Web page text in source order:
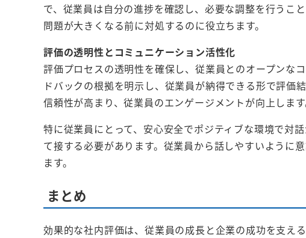
で、従業員は自分の進捗を確認し、必要な調整を行うこ
問題が大きくなる前に対処するのに役立ちます。
評価の透明性とコミュニケーション活性化
評価プロセスの透明性を確保し、従業員とのオープンな
ドバックの根拠を明示し、従業員が納得できる形で評価
信頼性が高まり、従業員のエンゲージメントが向上します
特に従業員にとって、安心安全でポジティブな環境で対
て接する必要があります。従業員から話しやすいように
ます。
まとめ
効果的な社内評価は、従業員の成長と企業の成功を支え